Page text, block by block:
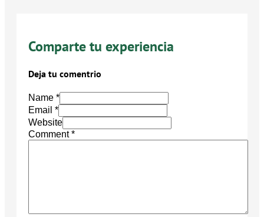
Comparte tu experiencia
Deja tu comentrio
Name *
Email *
Website
Comment*